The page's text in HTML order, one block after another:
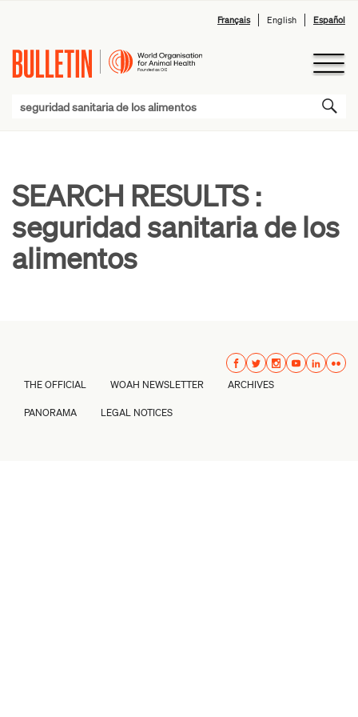
Français English Español
SEARCH RESULTS :
seguridad sanitaria de los
alimentos
THE OFFICIAL WOAH NEWSLETTER ARCHIVES
PANORAMA LEGAL NOTICES